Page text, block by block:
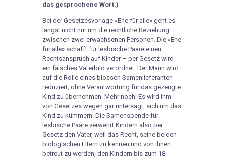
das gesprochene Wort.)
Bei der Gesetzesvorlage «Ehe für alle» geht es
längst nicht nur um die rechtliche Beziehung
zwischen zwei erwachsenen Personen. Die «Ehe
für alle» schafft für lesbische Paare einen
Rechtsanspruch auf Kinder – per Gesetz wird
ein falsches Vaterbild verordnet: Der Mann wird
auf die Rolle eines blossen Samenlieferanten
reduziert, ohne Verantwortung für das gezeugte
Kind zu übernehmen. Mehr noch: Es wird ihm
von Gesetzes wegen gar untersagt, sich um das
Kind zu kümmern. Die Samenspende für
lesbische Paare verwehrt Kindern also per
Gesetz den Vater, weil das Recht, seine beiden
biologischen Eltern zu kennen und von ihnen
betreut zu werden, den Kindern bis zum 18.